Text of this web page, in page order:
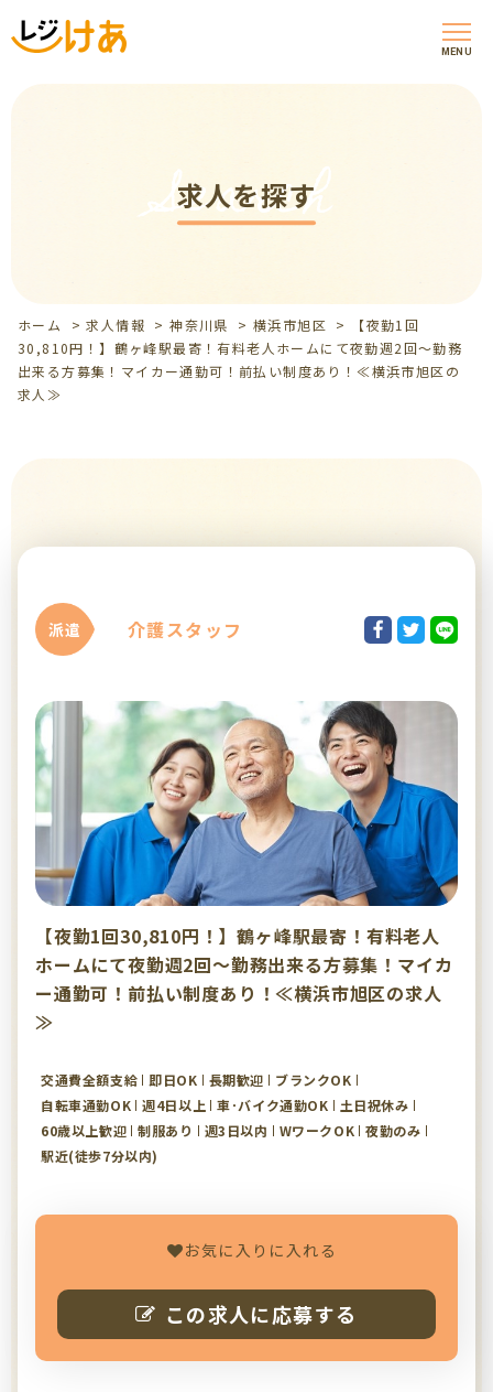
MENU
求人を探す
Search
ホーム >求人情報 >神奈川県 >横浜市旭区 >
【夜勤1回
30,810円！】鶴ヶ峰駅最寄！有料老人ホームにて夜勤週2回～勤務
出来る方募集！マイカー通勤可！前払い制度あり！≪横浜市旭区の
求人≫
派遣 介護スタッフ
【夜勤1回30,810円！】鶴ヶ峰駅最寄！有料老人
ホームにて夜勤週2回～勤務出来る方募集！マイカ
ー通勤可！前払い制度あり！≪横浜市旭区の求人
≫
交通費全額支給 即日OK 長期歓迎
ブランクOK
自転車通勤OK
週4日以上 車･バイク通勤OK
土日祝休み
60歳以上歓迎
制服あり 週3日以内 WワークOK
夜勤のみ
駅近(徒歩7分以内)
お気に入りに入れる
この求人に応募する